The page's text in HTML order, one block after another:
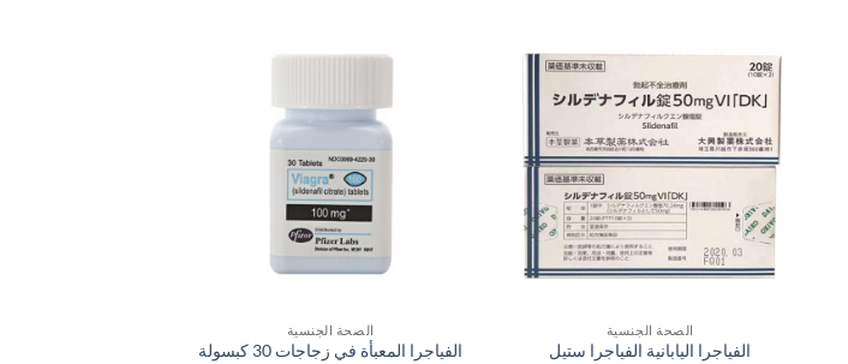
الصحة الجنسية
الفياجرا اليابانية الفياجرا ستيل
الصحة الجنسية
الفياجرا المعبأة في زجاجات 30 كبسولة